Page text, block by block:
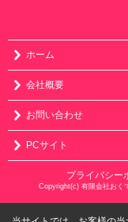
ホーム
会社概要
お問い合わせ
PCサイト
プライバシー
Copyright(c) 有限会社おく